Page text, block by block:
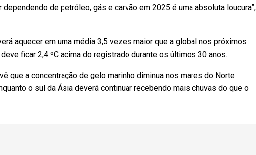
de petróleo, gás e carvão em 2025 é uma absoluta loucura”,
aquecer em uma média 3,5 vezes maior que a global nos próximos
ficar 2,4 ºC acima do registrado durante os últimos 30 anos.
que a concentração de gelo marinho diminua nos mares do Norte
o sul da Ásia deverá continuar recebendo mais chuvas do que o